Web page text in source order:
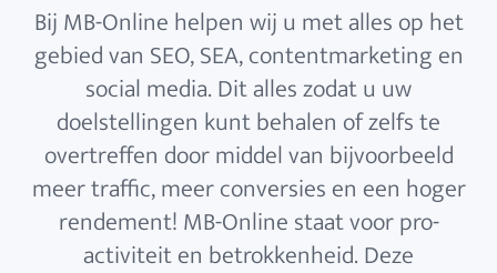
Bij MB-Online helpen wij u met alles op het
gebied van SEO, SEA, contentmarketing en
social media. Dit alles zodat u uw
doelstellingen kunt behalen of zelfs te
overtreffen door middel van bijvoorbeeld
meer traffic, meer conversies en een hoger
rendement! MB-Online staat voor pro-
activiteit en betrokkenheid. Deze